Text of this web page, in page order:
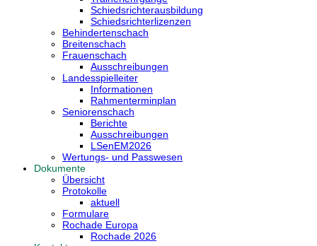
Schiedsrichterausbildung
Schiedsrichterlizenzen
Behindertenschach
Breitenschach
Frauenschach
Ausschreibungen
Landesspielleiter
Informationen
Rahmenterminplan
Seniorenschach
Berichte
Ausschreibungen
LSenEM2026
Wertungs- und Passwesen
Dokumente
Übersicht
Protokolle
aktuell
Formulare
Rochade Europa
Rochade 2026